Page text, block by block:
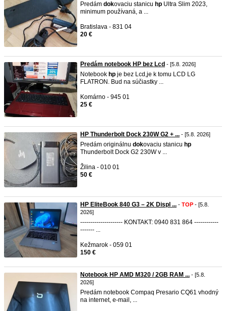
Predám dokovaciu stanicu hp Ultra Slim 2023,
minimum používaná, a ...
Bratislava - 831 04
20 €
Predám notebook HP bez Lcd - [5.8. 2026]
Notebook hp je bez Lcd,je k tomu LCD LG
FLATRON. Bud na súčiastky ...
Komárno - 945 01
25 €
HP Thunderbolt Dock 230W G2 + ... - [5.8. 2026]
Predám originálnu dokovaciu stanicu hp
Thunderbolt Dock G2 230W v ...
Žilina - 010 01
50 €
HP EliteBook 840 G3 – 2K Displ ... - TOP - [5.8.
2026]
--------------------- KONTAKT: 0940 831 864 ------------
------- ...
Kežmarok - 059 01
150 €
Notebook HP AMD M320 / 2GB RAM ... - [5.8.
2026]
Predám notebook Compaq Presario CQ61 vhodný
na internet, e-mail, ...